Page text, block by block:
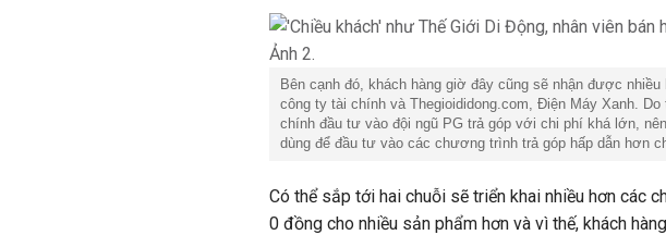
Bên cạnh đó, khách hàng giờ đây cũng sẽ nhận được
công ty tài chính và Thegioididong.com, Điện Máy Xanh.
chính đầu tư vào đội ngũ PG trả góp với chi phí khá lớn,
dùng để đầu tư vào các chương trình trả góp hấp dẫn hơn
Có thể sắp tới hai chuỗi sẽ triển khai nhiều hơn các
0 đồng cho nhiều sản phẩm hơn và vì thế, khách